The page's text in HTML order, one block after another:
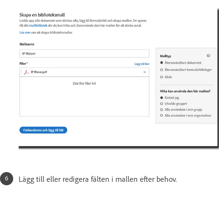
Lägg till eller redigera fälten i mallen efter behov.